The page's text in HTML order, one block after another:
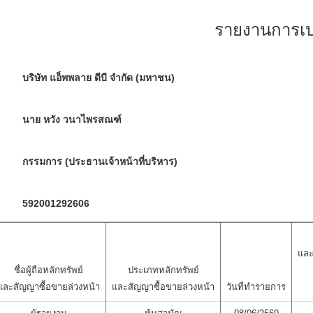
รายงานการ
บริษัท แอ็พพลาย ดีบี จำกัด (มหาชน)
นาย หวัง วนาไพรสณฑ์
กรรมการ (ประธานเจ้าหน้าที่บริหาร)
592001292606
ชื่อผู้ถือหลักทรัพย์
ละสัญญาซื้อขายล่วงหน้า
ประเภทหลักทรัพย์
และสัญญาซื้อขายล่วงหน้า
วันที่ทำรายการ
แล